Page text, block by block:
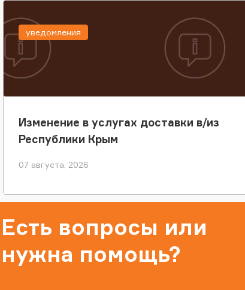
Изменение в услугах доставки в/из
Республики Крым
07 августа, 2026
уведомления
Есть вопросы или
нужна помощь?